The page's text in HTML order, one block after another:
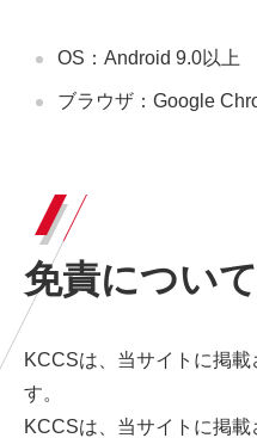
OS：Android 9.0以上
ブラウザ：Google
免責について
KCCSは、当サイトに掲
す。
KCCSは、当サイトに掲